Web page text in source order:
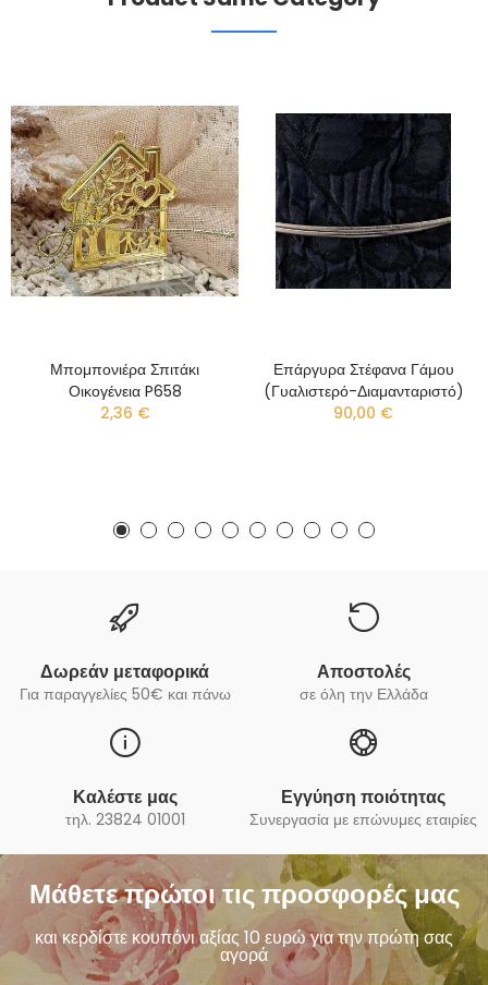
Μπομπονιέρα Σπιτάκι
Οικογένεια P658
2,36 €
Επάργυρα Στέφανα Γάμου
(γυαλιστερό-Διαμανταριστό)
90,00 €
Δωρεάν μεταφορικά
Για παραγγελίες 50€ και πάνω
Αποστολές
σε όλη την Ελλάδα
Καλέστε μας
τηλ. 23824 01001
Εγγύηση ποιότητας
Συνεργασία με επώνυμες εταιρίες
Μάθετε πρώτοι τις προσφορές μας
και κερδίστε κουπόνι αξίας 10 ευρώ για την πρώτη σας
αγορά